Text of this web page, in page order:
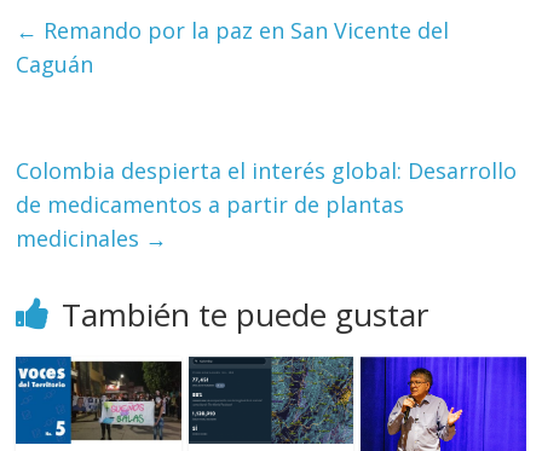
← Remando por la paz en San Vicente del
Caguán
Colombia despierta el interés global: Desarrollo
de medicamentos a partir de plantas
medicinales →
También te puede gustar